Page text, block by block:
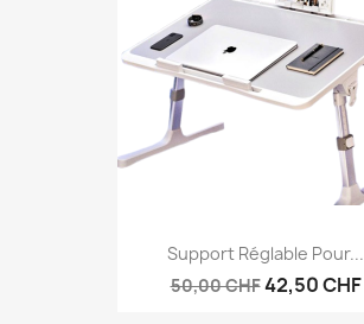
Support Réglable Pour...
50,00 CHF42,50 CHF